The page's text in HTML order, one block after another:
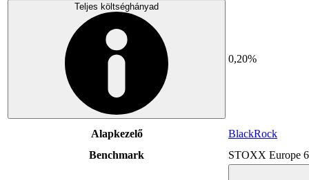
Teljes költséghányad
0,20%
Alapkezelő
BlackRock
Benchmark
STOXX Europe